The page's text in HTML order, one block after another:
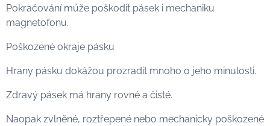
Pokračování může poškodit pásek i mechaniku
magnetofonu.
Poškozené okraje pásku
Hrany pásku dokážou prozradit mnoho o jeho minulosti.
Zdravý pásek má hrany rovné a čisté.
Naopak zvlněné, roztřepené nebo mechanicky poškozené